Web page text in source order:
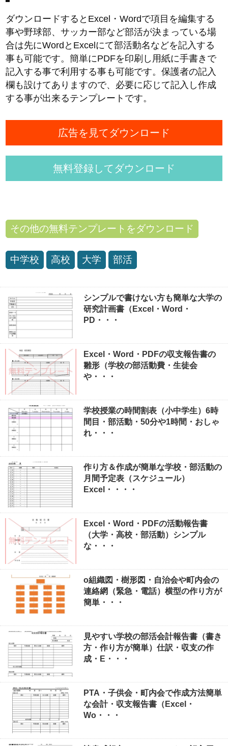
ダウンロードするとExcel・Wordで項目を編集する
事や野球部、サッカー部など部活が決まっている場
合は先にWordとExcelにて部活動名などを記入する
事も可能です。簡単にPDFを印刷し用紙に手書きで
記入する事で利用する事も可能です。保護者の記入
欄も設けてありますので、必要に応じて記入し作成
する事が出来るテンプレートです。
広告を見てダウンロード
無料登録してダウンロード
その他の無料テンプレートをダウンロード
中学校 高校 大学 部活
シンプルで書けない方も簡単な大学の
研究計画書（Excel・Word・
PD・・・
Excel・Word・PDFの収支報告書の
雛形（学校の部活動費・生徒会
や・・・
学校授業の時間割表（小中学生）6時
間目・部活動・50分や1時間・おしゃ
れ・・・
作り方＆作成が簡単な学校・部活動の
月間予定表（スケジュール）
Excel・・・・
Excel・Word・PDFの活動報告書
（大学・高校・部活動）シンプル
な・・・
o組織図・樹形図・自治会や町内会の
連絡網（緊急・電話）横型の作り方が
簡単・・・
見やすい学校の部活会計報告書（書き
方・作り方が簡単）仕訳・収支の作
成・E・・・
PTA・子供会・町内会で作成方法簡単
な会計・収支報告書（Excel・
Wo・・・